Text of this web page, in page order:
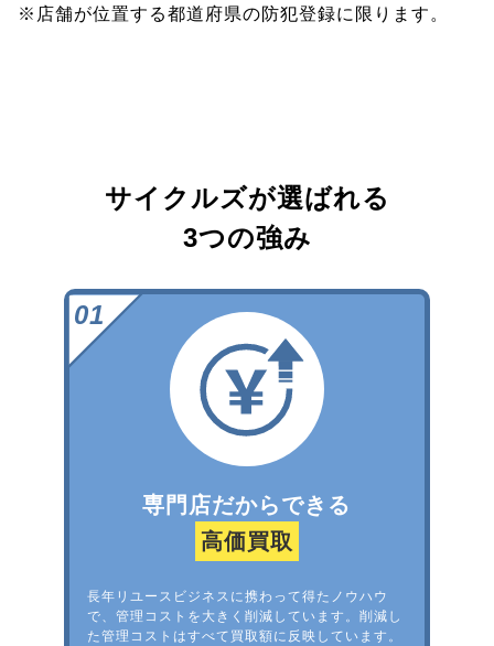
※店舗が位置する都道府県の防犯登録に限ります。
サイクルズが選ばれる
3つの強み
専門店だからできる
高価買取
長年リユースビジネスに携わって得たノウハウ
で、管理コストを大きく削減しています。削減し
た管理コストはすべて買取額に反映しています。